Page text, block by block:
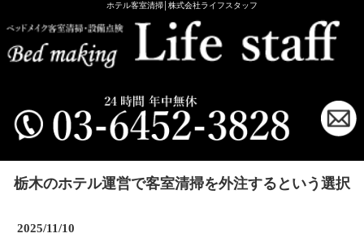
ホテル客室清掃│株式会社ライフスタッフ
栃木のホテル運営で客室清掃を外注するという選択
2025/11/10